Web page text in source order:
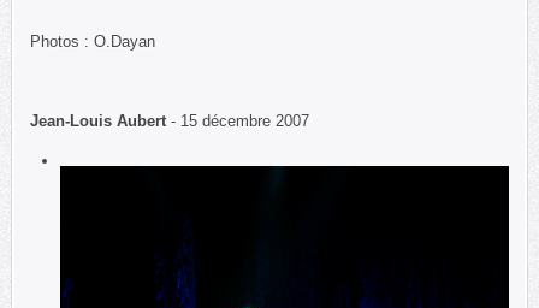
Photos : O.Dayan
Jean-Louis Aubert - 15 décembre 2007